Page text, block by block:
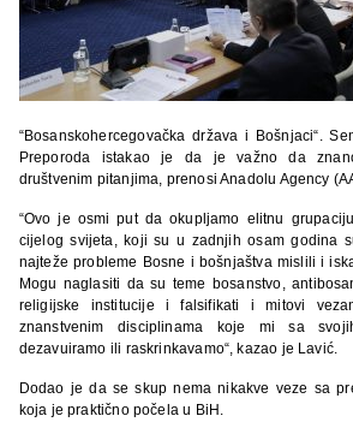
“Bosanskohercegovačka država i Bošnjaci“.
Preporoda istakao je da je važno da
društvenim pitanjima, prenosi Anadolu Agency
“Ovo je osmi put da okupljamo elitnu
cijelog svijeta, koji su u zadnjih osam godina
najteže probleme Bosne i bošnjaštva mislili i
Mogu naglasiti da su teme bosanstvo,
religijske institucije i falsifikati i mitovi
znanstvenim disciplinama koje mi sa
dezavuiramo ili raskrinkavamo“, kazao je Lavić.
Dodao je da se skup nema nikakve veze sa
koja je praktično počela u BiH.